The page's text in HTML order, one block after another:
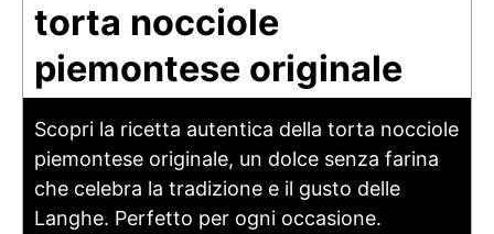
torta nocciole
piemontese originale
Scopri la ricetta autentica della torta nocciole
piemontese originale, un dolce senza farina
che celebra la tradizione e il gusto delle
Langhe. Perfetto per ogni occasione.